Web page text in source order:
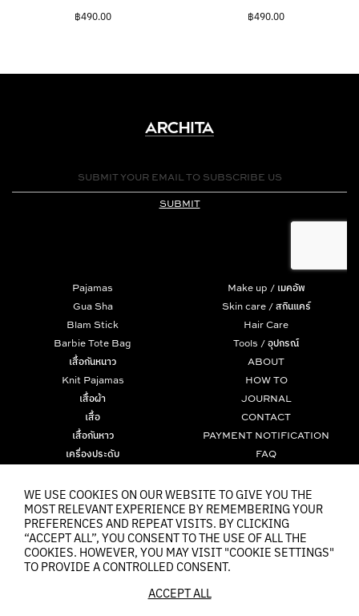
฿490.00 ฿490.00
Pajamas
Gua Sha
Blam Stick
Barbie Tote Bag
เสื้อกันหนาว
Knit Pajamas
เสื้อผ้า
เสื้อ
เสื้อกันหาว
เครื่องประดับ
Tom and Jerry Collection
The Powerpuff Girls Collection
Make up / เมคอัพ
Skin care / สกินแคร์
Hair Care
Tools / อุปกรณ์
ABOUT
HOW TO
JOURNAL
CONTACT
PAYMENT NOTIFICATION
FAQ
PRIVACY POLICY
COOKIES
WE USE COOKIES ON OUR WEBSITE TO GIVE YOU THE
MOST RELEVANT EXPERIENCE BY REMEMBERING YOUR
PREFERENCES AND REPEAT VISITS. BY CLICKING
“ACCEPT ALL”, YOU CONSENT TO THE USE OF ALL THE
COOKIES. HOWEVER, YOU MAY VISIT "COOKIE SETTINGS"
TO PROVIDE A CONTROLLED CONSENT.
ACCEPT ALL